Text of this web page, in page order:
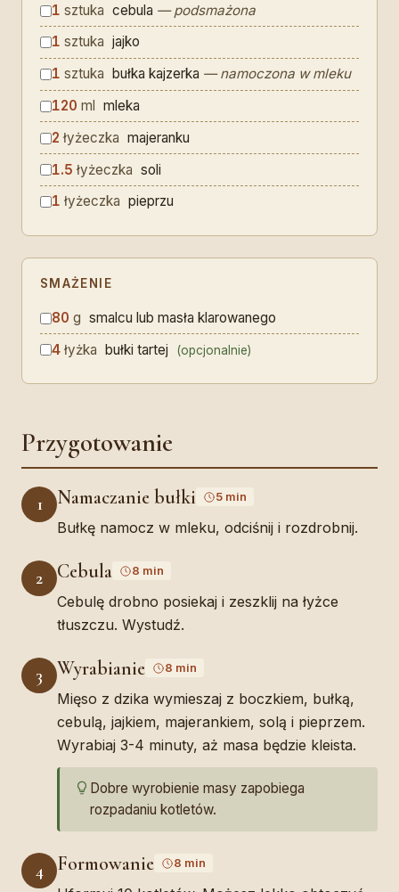
1 sztuka cebula — podsmażona
1 sztuka jajko
1 sztuka bułka kajzerka — namoczona w mleku
120 ml mleka
2 łyżeczka majeranku
1.5 łyżeczka soli
1 łyżeczka pieprzu
SMAŻENIE
80 g smalcu lub masła klarowanego
4 łyżka bułki tartej (opcjonalnie)
Przygotowanie
1 Namaczanie bułki 5 min
Bułkę namocz w mleku, odciśnij i rozdrobnij.
2 Cebula 8 min
Cebulę drobno posiekaj i zeszklij na łyżce
tłuszczu. Wystudź.
3 Wyrabianie 8 min
Mięso z dzika wymieszaj z boczkiem, bułką,
cebulą, jajkiem, majerankiem, solą i pieprzem.
Wyrabiaj 3-4 minuty, aż masa będzie kleista.
Dobre wyrobienie masy zapobiega
rozpadaniu kotletów.
4 Formowanie 8 min